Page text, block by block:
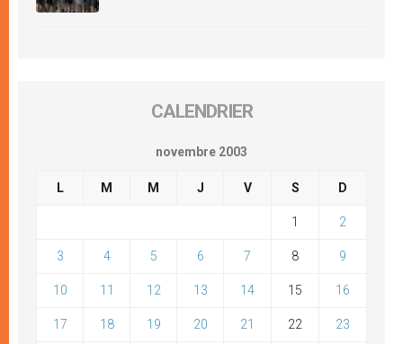
CALENDRIER
novembre 2003
L M M J V S D
1 2
3 4 5 6 7 8 9
10 11 12 13 14 15 16
17 18 19 20 21 22 23